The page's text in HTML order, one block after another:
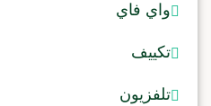
واي فاي
تكييف
تلفزيون